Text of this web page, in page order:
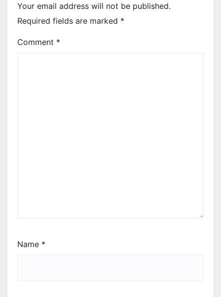
Your email address will not be published.
Required fields are marked *
Comment *
Name *